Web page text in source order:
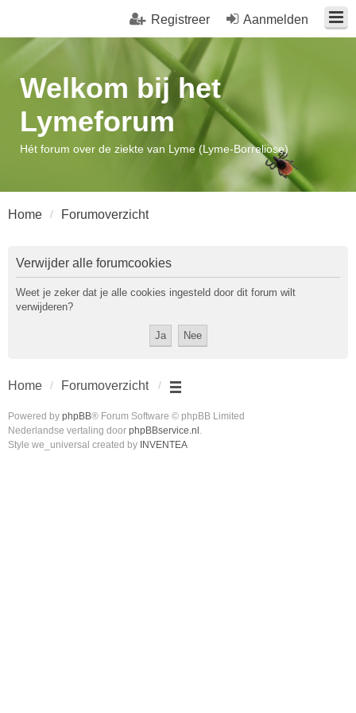
Aanmelden
Registreer
Welkom bij het
Lymeforum
Hét forum over de ziekte van Lyme (Lyme-Borreliose)
Home Forumoverzicht
Verwijder alle forumcookies
Weet je zeker dat je alle cookies ingesteld door dit forum wilt
verwijderen?
Home Forumoverzicht
Powered by phpBB® Forum Software © phpBB Limited
Nederlandse vertaling door phpBBservice.nl .
Style we_universal created by INVENTEA